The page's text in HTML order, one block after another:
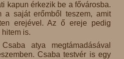
kapun érkezik be a fővárosba.
a saját erőmből teszem, amit
erejével. Az ő ereje pedig
is.
atya megtámadásával
Csaba testvér is egy